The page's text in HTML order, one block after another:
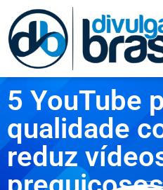
5 YouTube
qualidade
reduz